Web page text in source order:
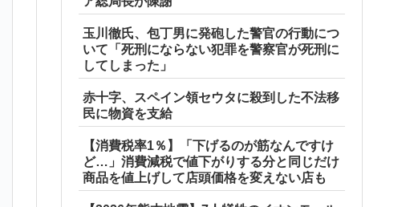
玉川徹氏、包丁男に発砲した警官の行動につ
いて「死刑にならない犯罪を警察官が死刑に
してしまった」
赤十字、スペイン領セウタに殺到した不法移
民に物資を支給
【消費税率1％】「下げるのが筋なんですけ
ど…」消費減税で値下がりする分と同じだけ
商品を値上げして店頭価格を変えない店も